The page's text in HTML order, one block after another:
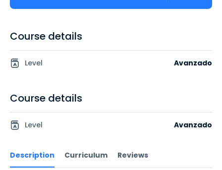
Description Curriculum Reviews
Course details
Level Avanzado
Course details
Level Avanzado